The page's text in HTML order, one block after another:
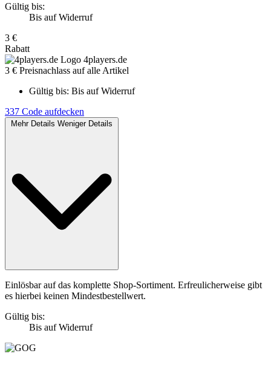
Gültig bis:
Bis auf Widerruf
3 €
Rabatt
4players.de
3 € Preisnachlass auf alle Artikel
Gültig bis: Bis auf Widerruf
337 Code aufdecken
Mehr Details Weniger Details
Einlösbar auf das komplette Shop-Sortiment. Erfreulicherweise gibt
es hierbei keinen Mindestbestellwert.
Gültig bis:
Bis auf Widerruf